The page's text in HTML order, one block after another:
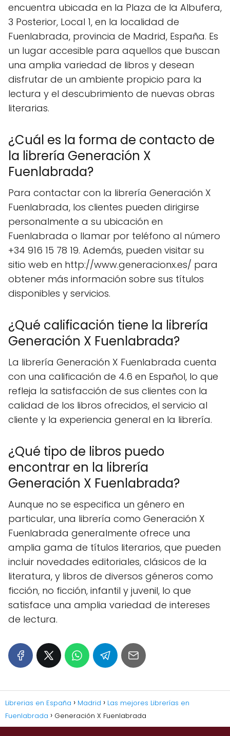
encuentra ubicada en la Plaza de la Albufera,
3 Posterior, Local 1, en la localidad de
Fuenlabrada, provincia de Madrid, España. Es
un lugar accesible para aquellos que buscan
una amplia variedad de libros y desean
disfrutar de un ambiente propicio para la
lectura y el descubrimiento de nuevas obras
literarias.
¿Cuál es la forma de contacto de
la librería Generación X
Fuenlabrada?
Para contactar con la librería Generación X
Fuenlabrada, los clientes pueden dirigirse
personalmente a su ubicación en
Fuenlabrada o llamar por teléfono al número
+34 916 15 78 19. Además, pueden visitar su
sitio web en http://www.generacionx.es/ para
obtener más información sobre sus títulos
disponibles y servicios.
¿Qué calificación tiene la librería
Generación X Fuenlabrada?
La librería Generación X Fuenlabrada cuenta
con una calificación de 4.6 en Español, lo que
refleja la satisfacción de sus clientes con la
calidad de los libros ofrecidos, el servicio al
cliente y la experiencia general en la librería.
¿Qué tipo de libros puedo
encontrar en la librería
Generación X Fuenlabrada?
Aunque no se especifica un género en
particular, una librería como Generación X
Fuenlabrada generalmente ofrece una
amplia gama de títulos literarios, que pueden
incluir novedades editoriales, clásicos de la
literatura, y libros de diversos géneros como
ficción, no ficción, infantil y juvenil, lo que
satisface una amplia variedad de intereses
de lectura.
Librerias en España Madrid
Las mejores Librerías en
Fuenlabrada
Generación X Fuenlabrada